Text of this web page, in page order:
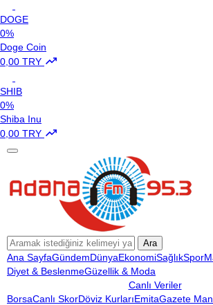
DOGE
0%
Doge Coin
0,00 TRY
SHIB
0%
Shiba Inu
0,00 TRY
Ara
Ana SayfaGündemDünyaEkonomiSağlıkSpor
Diyet & BeslenmeGüzellik & Moda
Canlı Veriler
BorsaCanlı SkorDöviz KurlarıEmitaGazete